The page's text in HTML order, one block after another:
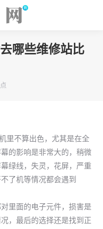
哪些维修站比
里不算出色，尤其是在全
的影响是非常大的，稍微
绿线，失灵，花屏，严重
了机等情况都会遇到
里面的电子元件，损害是
，最后的选择还是找到正